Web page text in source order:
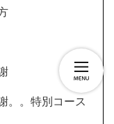
。。特別コース